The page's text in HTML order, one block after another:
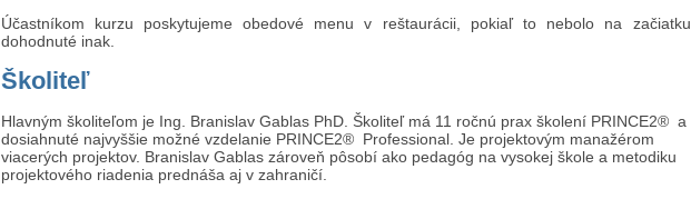
Účastníkom kurzu poskytujeme obedové menu v reštaurácii, pokiaľ to nebolo na začiatku
dohodnuté inak.
Školiteľ
Hlavným školiteľom je Ing. Branislav Gablas PhD. Školiteľ má 11 ročnú prax školení PRINCE2® a
dosiahnuté najvyššie možné vzdelanie PRINCE2® Professional. Je projektovým manažérom
viacerých projektov. Branislav Gablas zároveň pôsobí ako pedagóg na vysokej škole a metodiku
projektového riadenia prednáša aj v zahraničí.